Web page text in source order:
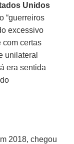
Unidos
“guerreiros
excessivo
com certas
unilateral
era sentida
2018, chegou